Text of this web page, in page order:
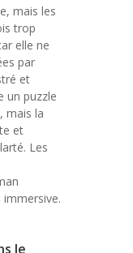
mais les
trop
elle ne
par
et
un puzzle
mais la
et
Les
le